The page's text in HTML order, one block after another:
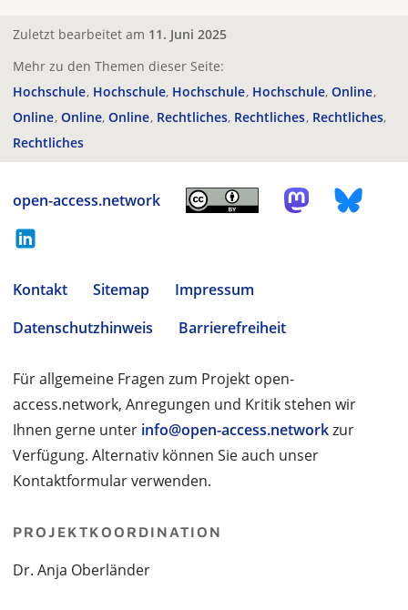
Zuletzt bearbeitet am 11. Juni 2025
Mehr zu den Themen dieser Seite:
Hochschule Hochschule Hochschule Hochschule Online
Online Online Online Rechtliches Rechtliches Rechtliches
Rechtliches
open-access.network
Kontakt Sitemap
Impressum
Datenschutzhinweis
Barrierefreiheit
Für allgemeine Fragen zum Projekt open-
access.network, Anregungen und Kritik stehen wir
Ihnen gerne unter info@open-access.networkzur
Verfügung. Alternativ können Sie auch unser
Kontaktformular verwenden.
PROJEKTKOORDINATION
Dr. Anja Oberländer